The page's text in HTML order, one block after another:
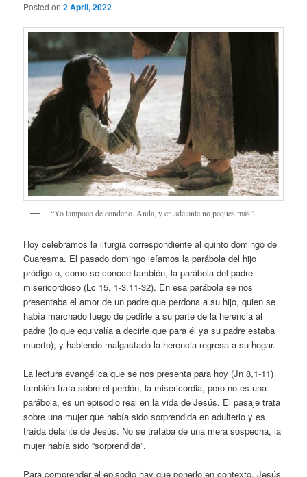
Posted on2 April, 2022
“Yo tampoco de condeno. Anda, y en adelante no peques más”.
Hoy celebramos la liturgia correspondiente al quinto domingo de
Cuaresma. El pasado domingo leíamos la parábola del hijo
pródigo o, como se conoce también, la parábola del padre
misericordioso (Lc 15, 1-3.11-32). En esa parábola se nos
presentaba el amor de un padre que perdona a su hijo, quien se
había marchado luego de pedirle a su parte de la herencia al
padre (lo que equivalía a decirle que para él ya su padre estaba
muerto), y habiendo malgastado la herencia regresa a su hogar.
La lectura evangélica que se nos presenta para hoy (Jn 8,1-11)
también trata sobre el perdón, la misericordia, pero no es una
parábola, es un episodio real en la vida de Jesús. El pasaje trata
sobre una mujer que había sido sorprendida en adulterio y es
traída delante de Jesús. No se trataba de una mera sospecha, la
mujer había sido “sorprendida”.
Para comprender el episodio hay que ponerlo en contexto. Jesús